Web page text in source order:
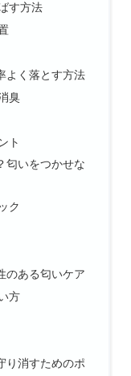
す方法
よく落とす方法
臭
ト
匂いをつかせな
ク
のある匂いケア
方
り消すためのポ